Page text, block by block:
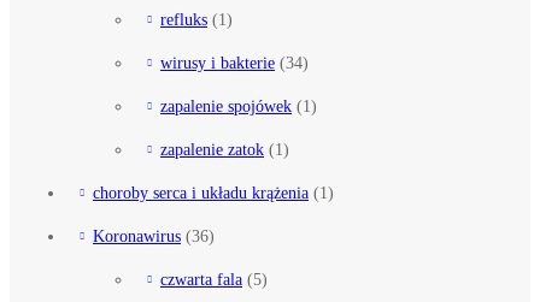
refluks (1)
wirusy i bakterie (34)
zapalenie spojówek (1)
zapalenie zatok (1)
choroby serca i układu krążenia (1)
Koronawirus (36)
czwarta fala (5)